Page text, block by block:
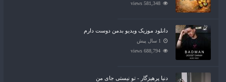
581,348 views
دانلود موزیک ویدیو بدمن دوست دارم
1 سال پیش
688,794 views
دنیا پرهیزگار - تو نیستی جای من